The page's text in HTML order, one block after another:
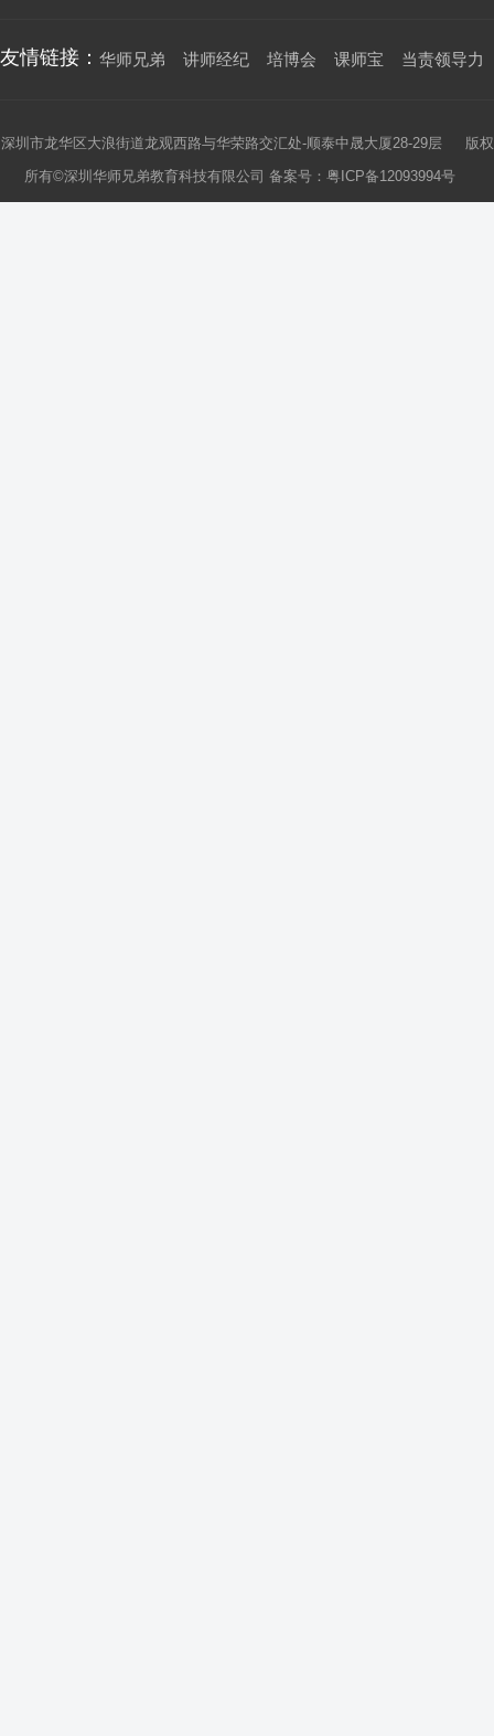
友情链接： 华师兄弟 讲师经纪 培博会 课师宝 当责领导力
深圳市龙华区大浪街道龙观西路与华荣路交汇处-顺泰中晟大厦28-29层 版权
所有©深圳华师兄弟教育科技有限公司 备案号： 粤ICP备12093994号